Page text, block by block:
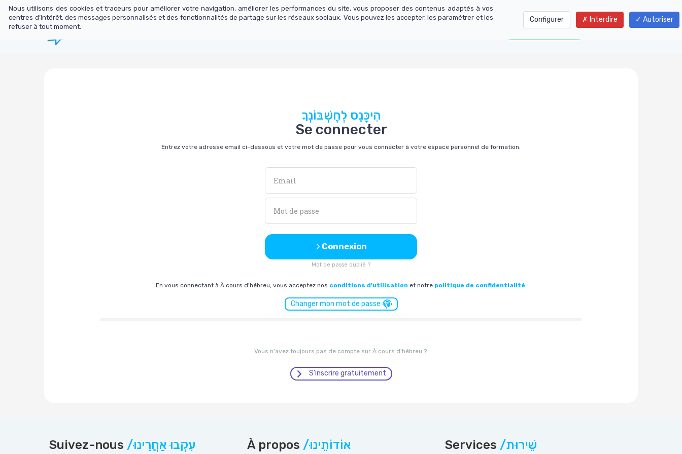
01 77 01 01 06
הִיכָּנֵס לְחֶשְׁבּוֹנְךָ
Se connecter
Entrez votre adresse email ci-dessous et votre mot de passe pour vous connecter à votre espace personnel de formation.
Connexion
Mot de passe oublié ?
En vous connectant à À cours d'hébreu, vous acceptez nos conditions d'utilisationet notre politique de confidentialité.
Changer mon mot de passe
Vous n'avez toujours pas de compte sur À cours d'hébreu ?
S'inscrire gratuitement
Suivez-nous /עִקְבוּ אַחֲרֵינוּ À propos /אוֹדוֹתֵינוּ Services /שֵׁירוּת
Nous utilisons des cookies et traceurs pour améliorer votre navigation, améliorer les performances du site, vous proposer des contenus adaptés à vos
centres d’intérêt, des messages personnalisés et des fonctionnalités de partage sur les réseaux sociaux. Vous pouvez les accepter, les paramétrer et les
refuser à tout moment.
Configurer Interdire Autoriser